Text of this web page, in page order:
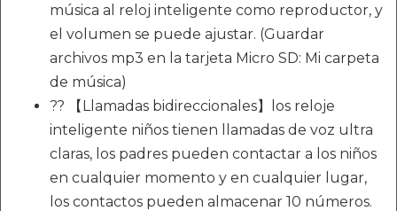
música al reloj inteligente como reproductor, y
el volumen se puede ajustar. (Guardar
archivos mp3 en la tarjeta Micro SD: Mi carpeta
de música)
?? 【Llamadas bidireccionales】los reloje
inteligente niños tienen llamadas de voz ultra
claras, los padres pueden contactar a los niños
en cualquier momento y en cualquier lugar,
los contactos pueden almacenar 10 números.